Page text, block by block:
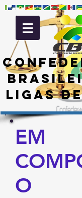
LIGAS
EM
O